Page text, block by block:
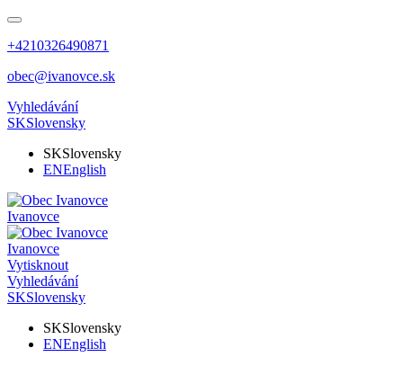
+4210326490871
obec@ivanovce.sk
Vyhledávání
SKSlovensky
SKSlovensky
ENEnglish
Ivanovce
Ivanovce
Vytisknout
Vyhledávání
SKSlovensky
SKSlovensky
ENEnglish